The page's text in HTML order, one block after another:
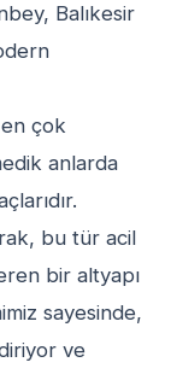
Balıkesir
çok
anlarda
bu tür acil
bir altyapı
sayesinde,
ve